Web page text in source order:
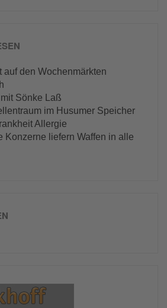
auf den Wochenmärkten
Sönke Laß
im Husumer Speicher
Allergie
Konzerne liefern Waffen in alle